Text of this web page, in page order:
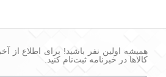
همیشه اولین نفر باشید! برای اطلاع از
کالاها در خبرنامه ثبت‌نام کنید.